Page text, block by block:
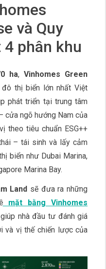
và Quy
phân khu
ha,Vinhomes Green
thị biển lớn nhất Việt
phát triển tại trung tâm
cửa ngõ hướng Nam của
theo tiêu chuẩn ESG++
– tái sinh và lấy cảm
biển như Dubai Marina,
Marina Bay.
Land sẽ đưa ra những
mặt bằng Vinhomes
nhà đầu tư đánh giá
và vị thế chiến lược của